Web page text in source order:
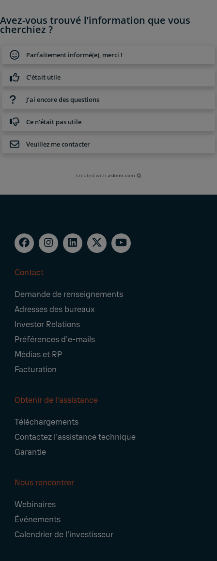
Avez-vous trouvé l’information que vous
cherchiez ?
Parfaitement informé(e), merci !
C’était utile
J’ai encore des questions
Ce n'était pas utile
Veuillez me contacter
Created withaskem.com
Navigation
Contact
Demande de renseignements
Adresses des bureaux
Investor Relations
Préférences d'e-mails
Médias et RP
Facturation
Obtenir de l'assistance
Téléchargements
Contactez l'assistance technique
Garantie
Nous rencontrer
Webinaires
Événements
Calendrier de l'investisseur